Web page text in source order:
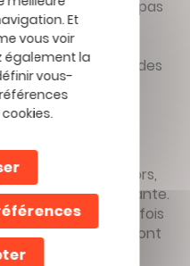
Et l’âge n’est pas
prématuré des
d’une
, d’apparition des
soucis des seniors,
épanouissante.
une fois
ses composés ont
Et
vous voir
également la
vous-